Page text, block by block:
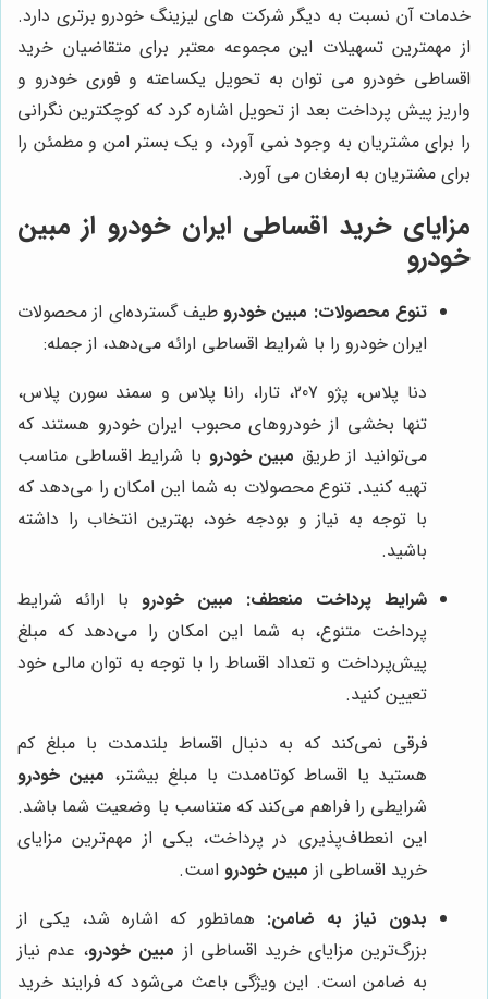
خدمات آن نسبت به دیگر شرکت های لیزینگ خودرو برتری دارد.
از مهمترین تسهیلات این مجموعه معتبر برای متقاضیان خرید
اقساطی خودرو می توان به تحویل یکساعته و فوری خودرو و
واریز پیش پرداخت بعد از تحویل اشاره کرد که کوچکترین نگرانی
را برای مشتریان به وجود نمی آورد، و یک بستر امن و مطمئن را
برای مشتریان به ارمغان می آورد.
مزایای خرید اقساطی ایران خودرو از مبین
خودرو
تنوع محصولات: مبین خودروطیف گسترده‌ای از محصولات
ایران خودرو را با شرایط اقساطی ارائه می‌دهد، از جمله:
دنا پلاس، پژو 207، تارا، رانا پلاس و سمند سورن پلاس،
تنها بخشی از خودروهای محبوب ایران خودرو هستند که
می‌توانید از طریق مبین خودرو با شرایط اقساطی مناسب
تهیه کنید. تنوع محصولات به شما این امکان را می‌دهد که
با توجه به نیاز و بودجه خود، بهترین انتخاب را داشته
باشید.
شرایط پرداخت منعطف: مبین خودرو با ارائه شرایط
پرداخت متنوع، به شما این امکان را می‌دهد که مبلغ
پیش‌پرداخت و تعداد اقساط را با توجه به توان مالی خود
تعیین کنید.
فرقی نمی‌کند که به دنبال اقساط بلندمدت با مبلغ کم
هستید یا اقساط کوتاه‌مدت با مبلغ بیشتر، مبین خودرو
شرایطی را فراهم می‌کند که متناسب با وضعیت شما باشد.
این انعطاف‌پذیری در پرداخت، یکی از مهم‌ترین مزایای
خرید اقساطی از مبین خودرو است.
بدون نیاز به ضامن: همانطور که اشاره شد، یکی از
بزرگ‌ترین مزایای خرید اقساطی از مبین خودرو، عدم نیاز
به ضامن است. این ویژگی باعث می‌شود که فرایند خرید